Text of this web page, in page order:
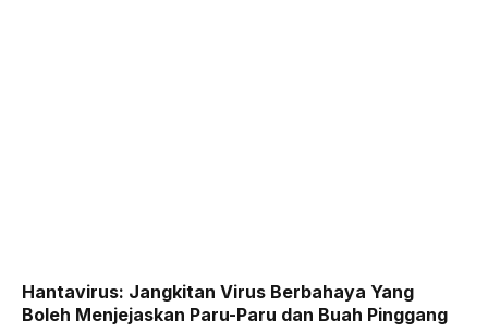
Hantavirus: Jangkitan Virus Berbahaya Yang
Boleh Menjejaskan Paru-Paru dan Buah Pinggang